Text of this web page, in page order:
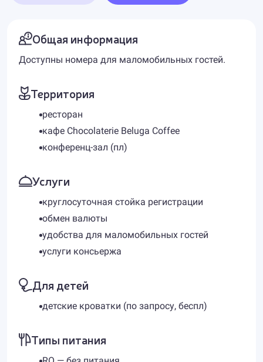
Общая информация
Доступны номера для маломобильных гостей.
Территория
ресторан
кафе Chocolaterie Beluga Coffee
конференц-зал (пл)
Услуги
круглосуточная стойка регистрации
обмен валюты
удобства для маломобильных гостей
услуги консьержа
Для детей
детские кроватки (по запросу, беспл)
Типы питания